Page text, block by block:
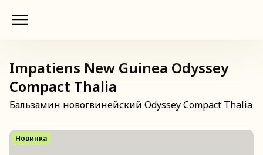
Impatiens New Guinea Odyssey
Compact Thalia
Бальзамин новогвинейский Odyssey Compact Thalia
Новинка